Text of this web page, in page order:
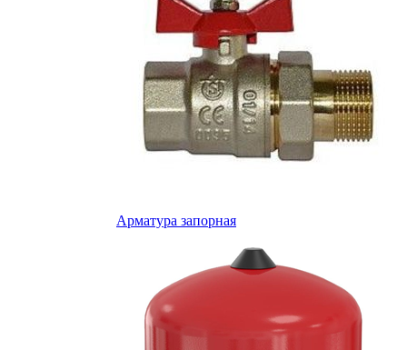
Арматура запорная